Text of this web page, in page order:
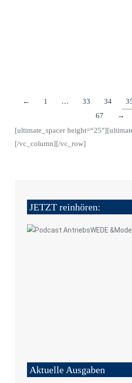
← 1 … 33 34
67
→
[ultimate_spacer
[/vc_column][/vc_row]
JETZT reinhören:
Aktuelle Ausgaben